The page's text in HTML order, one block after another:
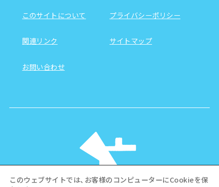
このサイトについて プライバシーポリシー
関連リンク サイトマップ
お問い合わせ
このウェブサイトでは、お客様のコンピューターにCookieを保